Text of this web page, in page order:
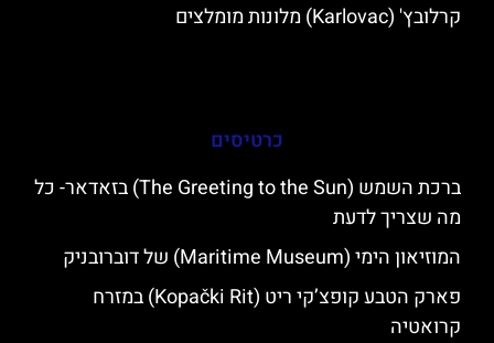
קרלובץ' (Karlovac) מלונות מומלצים
כרטיסים
ברכת השמש (The Greeting to the Sun) בזאדאר- כל
מה שצריך לדעת
המוזיאון הימי (Maritime Museum) של דוברובניק
פארק הטבע קופצ’קי ריט (Kopački Rit) במזרח
קרואטיה